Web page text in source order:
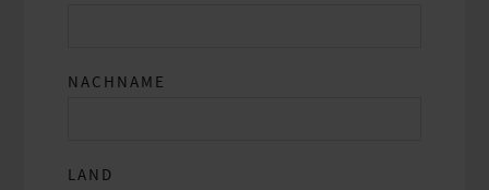
NACHNAME
LAND